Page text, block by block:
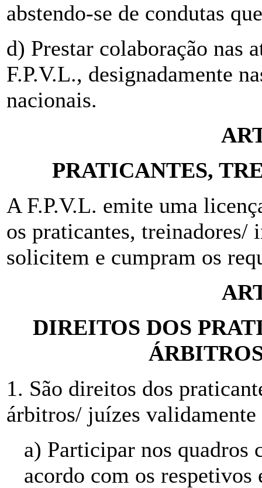
abstendo-se de condutas
d) Prestar colaboração nas
F.P.V.L., designadamente
nacionais.
PRATICANTES,
A F.P.V.L. emite uma
os praticantes, treinadores/
solicitem e cumpram os
DIREITOS DOS
1. São direitos dos
árbitros/ juízes
a) Participar nos quadros
acordo com os respetivos